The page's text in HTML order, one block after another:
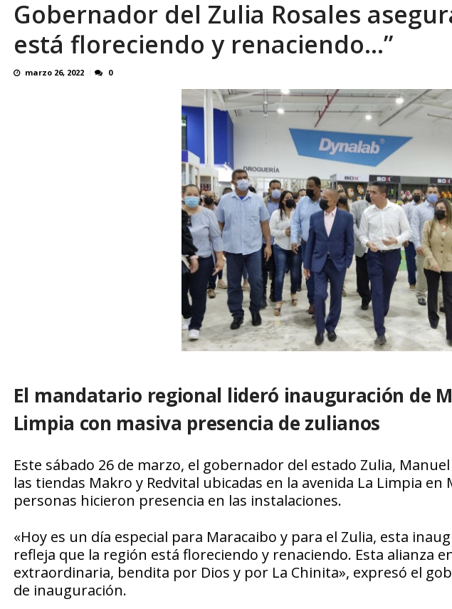
¿QUE PROTEGES TU? Por: Miguel Ángel León R AGOSTO 8, 2026
Gobernador del Zulia Rosales
está floreciendo y renaciendo…”
marzo 26, 2022 0
El mandatario regional lideró inauguración de
Limpia con masiva presencia de zulianos
Este sábado 26 de marzo, el gobernador del estado Zulia,
las tiendas Makro y Redvital ubicadas en la avenida La Limpia
personas hicieron presencia en las instalaciones.
«Hoy es un día especial para Maracaibo y para el Zulia, esta
refleja que la región está floreciendo y renaciendo. Esta alianza
extraordinaria, bendita por Dios y por La Chinita», expresó el
de inauguración.